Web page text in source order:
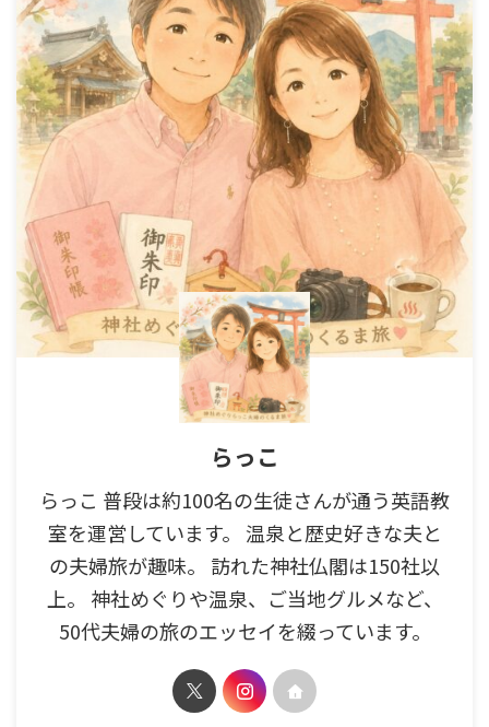
らっこ
らっこ 普段は約100名の生徒さんが通う英語教
室を運営しています。 温泉と歴史好きな夫と
の夫婦旅が趣味。 訪れた神社仏閣は150社以
上。 神社めぐりや温泉、ご当地グルメなど、
50代夫婦の旅のエッセイを綴っています。